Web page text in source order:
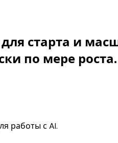
старта и
по мере роста.
работы с AI.